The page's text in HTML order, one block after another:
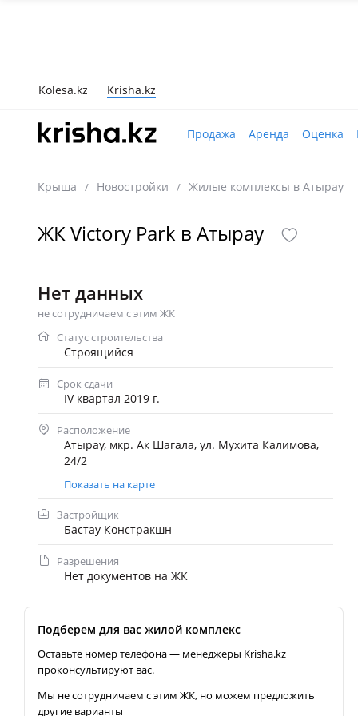
Kolesa.kz Krisha.kz
Продажа Аренда Оценка
Крыша / Новостройки / Жилые комплексы в Атырау
ЖК Victory Park в Атырау
Нет данных
не сотрудничаем с этим ЖК
Статус строительства
Строящийся
Срок сдачи
IV квартал 2019 г.
Расположение
Атырау, мкр. Ак Шагала, ул. Мухита Калимова,
24/2
Показать на карте
Застройщик
Бастау Констракшн
Разрешения
Нет документов на ЖК
Подберем для вас жилой комплекс
Оставьте номер телефона — менеджеры Krisha.kz
проконсультируют вас.
Мы не сотрудничаем с этим ЖК, но можем предложить
другие варианты